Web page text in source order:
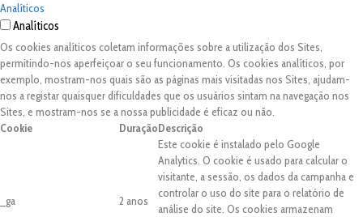
Analíticos
Analíticos
Os cookies analíticos coletam informações sobre a utilização dos Sites,
permitindo-nos aperfeiçoar o seu funcionamento. Os cookies analíticos, por
exemplo, mostram-nos quais são as páginas mais visitadas nos Sites, ajudam-
nos a registar quaisquer dificuldades que os usuários sintam na navegação nos
Sites, e mostram-nos se a nossa publicidade é eficaz ou não.
Cookie
DuraçãoDescrição
_ga 2 anos
Este cookie é instalado pelo Google
Analytics. O cookie é usado para calcular o
visitante, a sessão, os dados da campanha e
controlar o uso do site para o relatório de
análise do site. Os cookies armazenam